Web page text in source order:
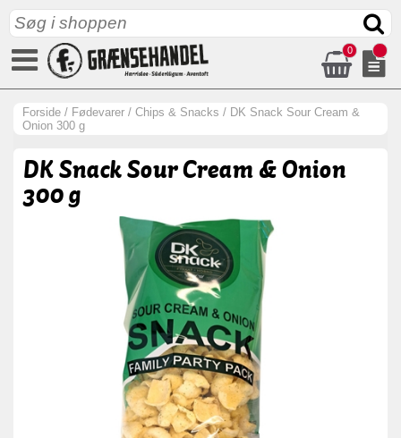
0
Forside / Fødevarer / Chips & Snacks / DK Snack Sour Cream &
Onion 300 g
DK Snack Sour Cream & Onion
300 g